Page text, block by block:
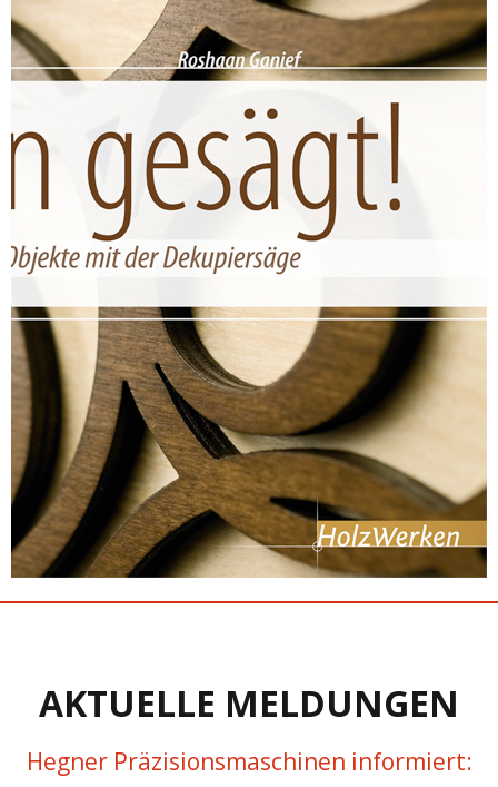
AKTUELLE MELDUNGEN
Hegner Präzisionsmaschinen informiert: